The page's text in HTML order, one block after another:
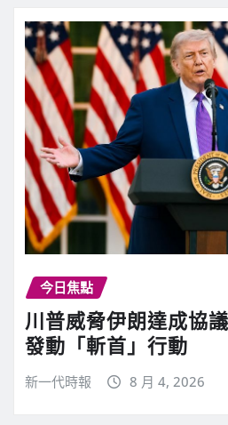
今日焦點
川普威脅伊朗達成協
發動「斬首」行動
新一代時報 8 月 4, 2026